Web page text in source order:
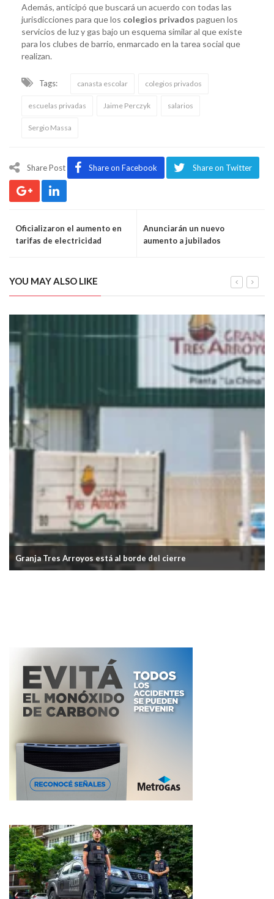
Además, anticipó que buscará un acuerdo con todas las
jurisdicciones para que los colegios privados paguen los
servicios de luz y gas bajo un esquema similar al que existe
para los clubes de barrio, enmarcado en la tarea social que
realizan.
Tags: canasta escolar colegios privados
escuelas privadas Jaime Perczyk salarios
Sergio Massa
Share Post Share on Facebook Share on Twitter
Oficializaron el aumento en
tarifas de electricidad
Anunciarán un nuevo
aumento a jubilados
YOU MAY ALSO LIKE
Granja Tres Arroyos está al borde del cierre